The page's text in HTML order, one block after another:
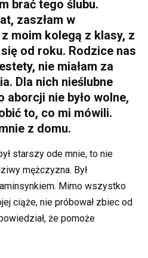
brać tego ślubu.
zaszłam w
moim kolegą z klasy, z
od roku. Rodzice nas
nie miałam za
Dla nich nieślubne
nie było wolne,
to, co mi mówili.
z domu.
starszy ode mnie, to nie
mężczyzna. Był
Mimo wszystko
ciąże, nie próbował zbiec od
że pomoże